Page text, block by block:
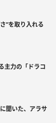
”を取り入れる
主力の「ドラコ
聞いた、アラサ